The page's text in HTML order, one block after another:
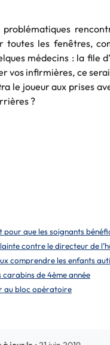
toutes les fenêtres,
médecins : la file
vos infirmières, ce
le joueur aux prises
?
pour que les soignants
contre le directeur de
comprendre les enfants
de 4ème année
au bloc opératoire